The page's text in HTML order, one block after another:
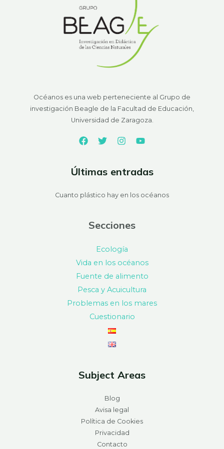
Océanos es una web perteneciente al Grupo de
investigación Beagle de la Facultad de Educación,
Universidad de Zaragoza.
Últimas entradas
Cuanto plástico hay en los océanos
Secciones
Ecología
Vida en los océanos
Fuente de alimento
Pesca y Acuicultura
Problemas en los mares
Cuestionario
Subject Areas
Blog
Avisa legal
Política de Cookies
Privacidad
Contacto